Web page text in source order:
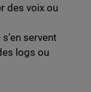
des voix ou
servent
logs ou